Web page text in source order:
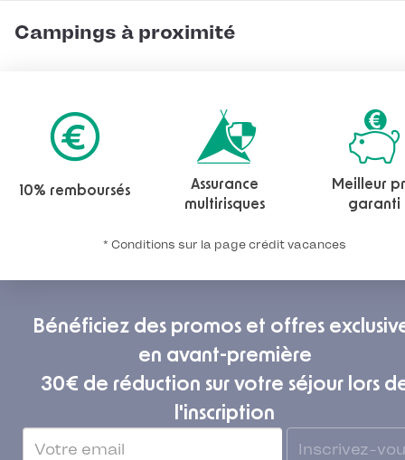
Campings à proximité
10% remboursés
Assurance
multirisques
Meilleur
garanti
* Conditions sur la page crédit vacances
Bénéficiez des promos et offres
en avant-première
30€ de réduction sur votre séjour lors
l'inscription
Inscrivez-